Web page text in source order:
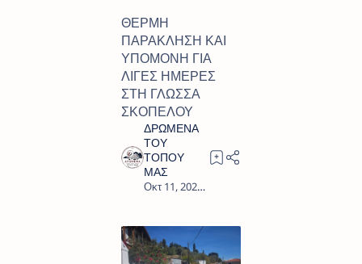
ΘΕΡΜΗ
ΠΑΡΑΚΛΗΣΗ ΚΑΙ
ΥΠΟΜΟΝΗ ΓΙΑ
ΛΙΓΕΣ ΗΜΕΡΕΣ
ΣΤΗ ΓΛΩΣΣΑ
ΣΚΟΠΕΛΟΥ